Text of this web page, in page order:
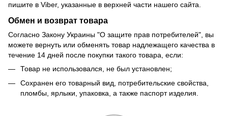
пишите в Viber, указанные в верхней части нашего сайта.
Обмен и возврат товара
Согласно Закону Украины "О защите прав потребителей", вы
можете вернуть или обменять товар надлежащего качества в
течение 14 дней после покупки такого товара, если:
Товар не использовался, не был установлен;
Сохранен его товарный вид, потребительские свойства,
пломбы, ярлыки, упаковка, а также паспорт изделия.